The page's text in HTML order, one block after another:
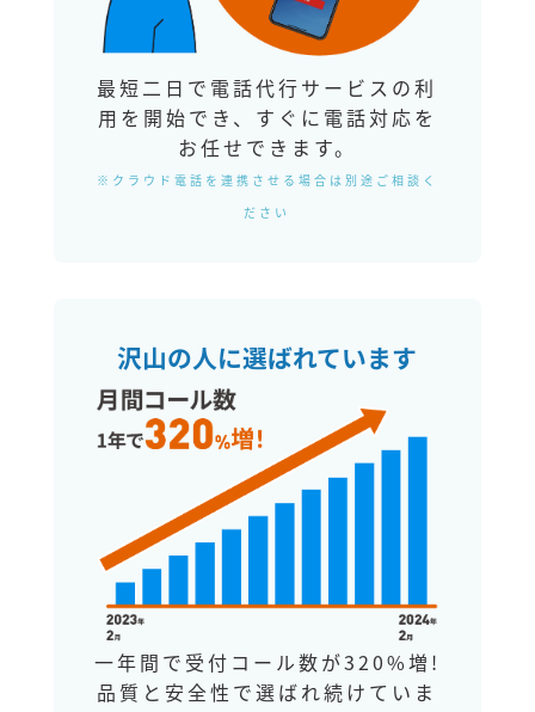
最短二日で電話代行サービスの利
用を開始でき、すぐに電話対応を
お任せできます。
※クラウド電話を連携させる場合は別途ご相談く
ださい
沢山の人に選ばれています
一年間で受付コール数が320%増!
品質と安全性で選ばれ続けていま